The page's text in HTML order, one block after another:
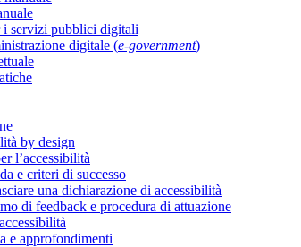
i servizi pubblici digitali
digitale (e-government)
by design
l’accessibilità
e criteri di successo
una dichiarazione di accessibilità
di feedback e procedura di attuazione
e approfondimenti